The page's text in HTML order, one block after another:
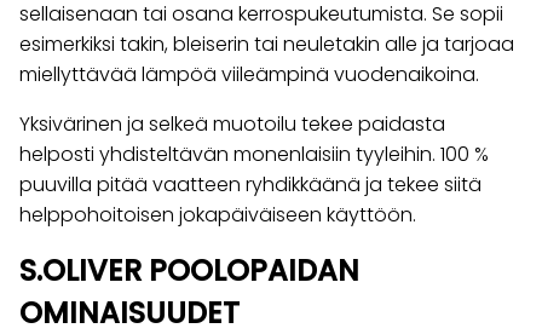
sellaisenaan tai osana kerrospukeutumista. Se sopii
esimerkiksi takin, bleiserin tai neuletakin alle ja tarjoaa
miellyttävää lämpöä viileämpinä vuodenaikoina.
Yksivärinen ja selkeä muotoilu tekee paidasta
helposti yhdisteltävän monenlaisiin tyyleihin. 100 %
puuvilla pitää vaatteen ryhdikkäänä ja tekee siitä
helppohoitoisen jokapäiväiseen käyttöön.
S.OLIVER POOLOPAIDAN
OMINAISUUDET